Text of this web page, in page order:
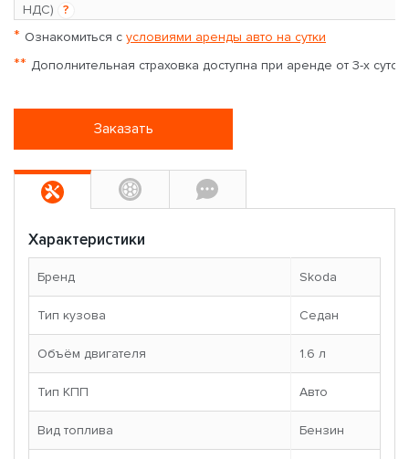
НДС)
?
* Ознакомиться с условиями аренды авто на сутки
** Дополнительная страховка доступна при аренде от 3-х суток
Заказать
Характеристики
Бренд Skoda
Тип кузова Седан
Объём двигателя 1.6 л
Тип КПП Авто
Вид топлива Бензин